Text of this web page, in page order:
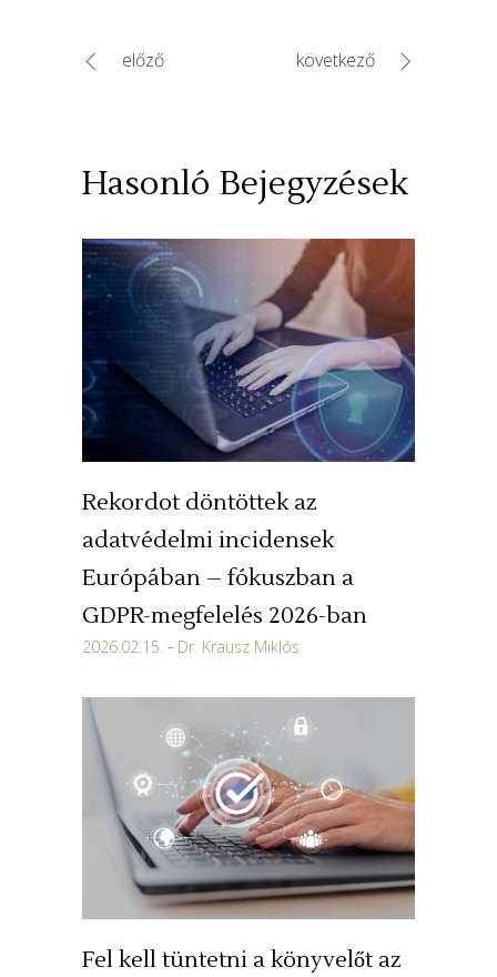
előző következő
Hasonló Bejegyzések
Rekordot döntöttek az
adatvédelmi incidensek
Európában – fókuszban a
GDPR-megfelelés 2026-ban
2026.02.15. Dr. Krausz Miklós
Fel kell tüntetni a könyvelőt az